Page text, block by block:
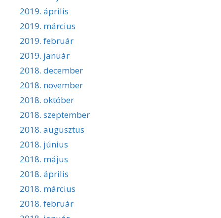
2019. április
2019. március
2019. február
2019. január
2018. december
2018. november
2018. október
2018. szeptember
2018. augusztus
2018. június
2018. május
2018. április
2018. március
2018. február